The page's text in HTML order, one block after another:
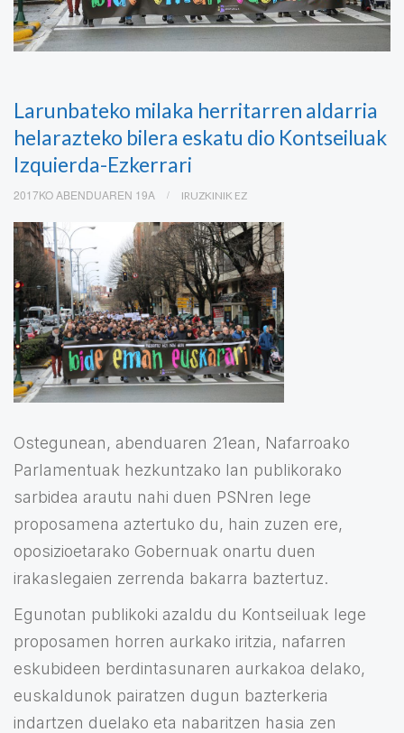
Larunbateko milaka herritarren aldarria
helarazteko bilera eskatu dio Kontseiluak
Izquierda-Ezkerrari
2017KO ABENDUAREN 19A IRUZKINIK EZ
Ostegunean, abenduaren 21ean, Nafarroako
Parlamentuak hezkuntzako lan publikorako
sarbidea arautu nahi duen PSNren lege
proposamena aztertuko du, hain zuzen ere,
oposizioetarako Gobernuak onartu duen
irakaslegaien zerrenda bakarra baztertuz.
Egunotan publikoki azaldu du Kontseiluak lege
proposamen horren aurkako iritzia, nafarren
eskubideen berdintasunaren aurkakoa delako,
euskaldunok pairatzen dugun bazterkeria
indartzen duelako eta nabaritzen hasia zen